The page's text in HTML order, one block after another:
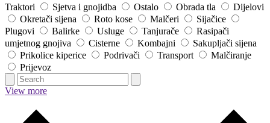
Traktori Sjetva i gnojidba Ostalo Obrada tla
Dijelovi
Okretači sijena
Roto kose Malčeri
Sijačice
Plugovi
Balirke Usluge Tanjurače
Rasipači
umjetnog gnojiva
Cisterne Kombajni
Sakupljači sijena
Prikolice kiperice
Podrivači Transport
Malčiranje
Prijevoz
View more